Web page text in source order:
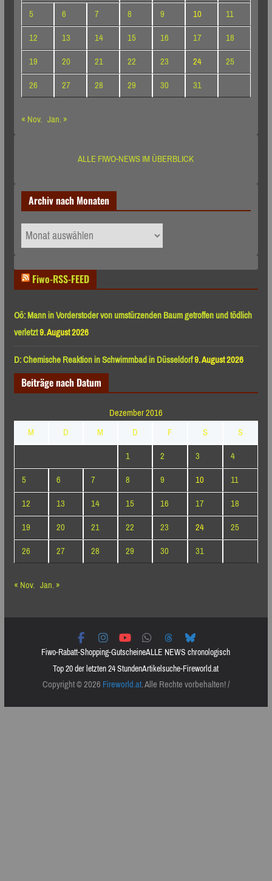
5
6 7 8 9 10
11
12
13 14 15 16 17
18
19
20 21 22 23 24
25
26
27 28 29 30
31
« Nov. Jan. »
ALLE FIWO-NEWS IM ÜBERBLICK
Archiv nach Monaten
Archiv
nach
Fiwo-RSS-FEED
Oö: Mann in Vorderstoder von umstürzenden Baum getroffen und tödlich
verletzt9. August 2026
D: Chemische Reaktion in Schwimmbad in Düsseldorf9. August 2026
Beiträge nach Datum
Dezember 2016
M
D M D F S
S
1
2 3
4
5
6 7 8 9 10
11
12
13 14 15 16 17
18
19
20 21 22 23 24
25
26
27 28 29 30
31
« Nov. Jan. »
Fiwo-Rabatt-Shopping-GutscheineALLE NEWS chronologisch
Top 20 der letzten 24 StundenArtikelsuche-Fireworld.at
Copyright © 2026Fireworld.at. Alle Rechte vorbehalten! /